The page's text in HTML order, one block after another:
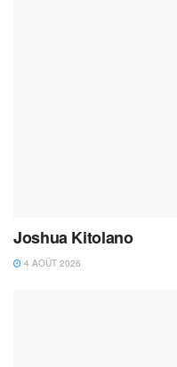
Joshua Kitolano
4 AOÛT 2026